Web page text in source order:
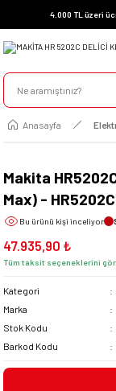
4.000 TL üzeri
Anasayfa
Makita
Max) - HR5202C
Bu ürünü kişi inceliyor
47.935,90 ₺
Tüm taksit seçeneklerini
Kategori
Marka
Stok Kodu
Barkod Kodu